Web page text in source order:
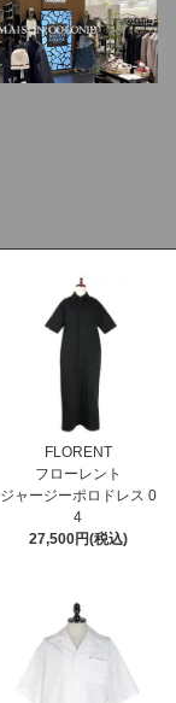
FLORENT
フローレント
ジャージーポロドレス 0
4
27,500円(税込)